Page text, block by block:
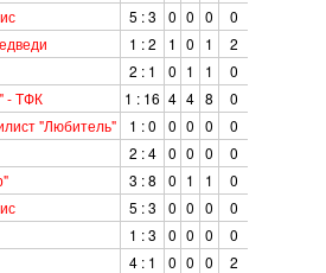
5 : 3 0 0 0
0
1 : 2 1 0 1
2
2 : 1 0 1 1
0
- ТФК 1 : 16 4 4 8
0
"Любитель" 1 : 0 0 0 0
0
2 : 4 0 0 0
0
3 : 8 0 1 1
0
5 : 3 0 0 0
0
1 : 3 0 0 0
0
4 : 1 0 0 0
2